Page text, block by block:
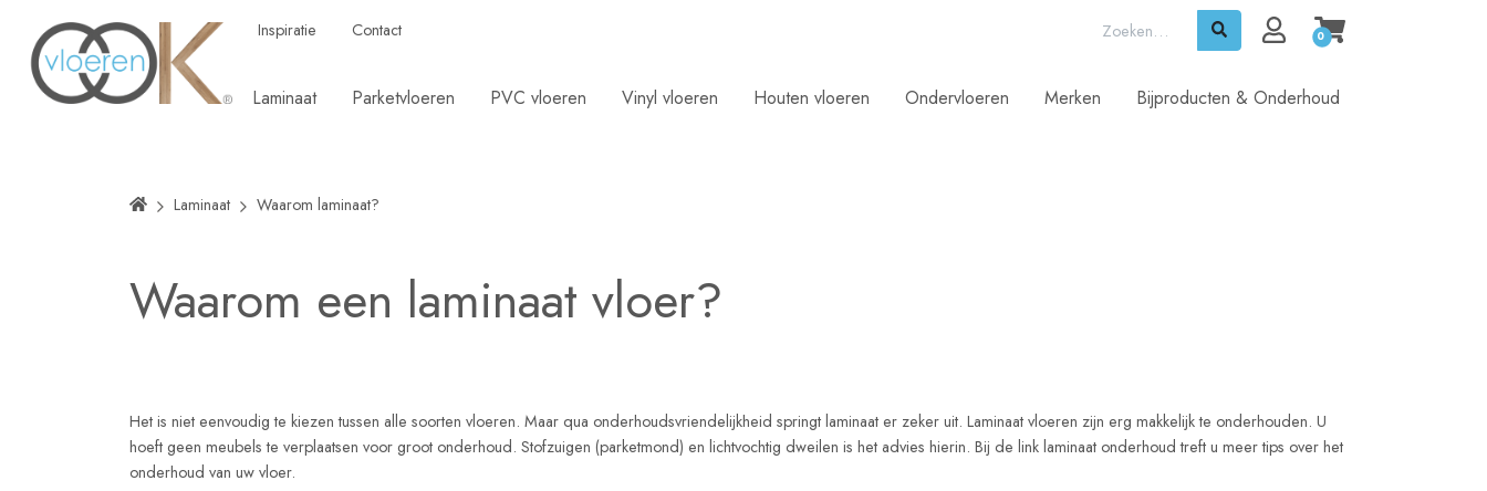
Inspiratie Contact 0
Laminaat Parketvloeren PVC vloeren Vinyl vloeren Houten vloeren Ondervloeren Merken Bijproducten & Onderhoud
Laminaat Waarom laminaat?
Waarom een laminaat vloer?
Het is niet eenvoudig te kiezen tussen alle soorten vloeren. Maar qua onderhoudsvriendelijkheid springt laminaat er zeker uit. Laminaat vloeren zijn erg makkelijk te onderhouden. U
hoeft geen meubels te verplaatsen voor groot onderhoud. Stofzuigen (parketmond) en lichtvochtig dweilen is het advies hierin. Bij de link laminaat onderhoud treft u meer tips over het
onderhoud van uw vloer.